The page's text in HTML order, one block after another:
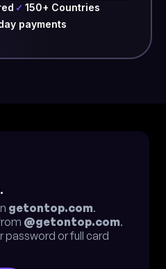
✓ 150+ Countries
payments
getontop.com.
@getontop.com.
password or full card